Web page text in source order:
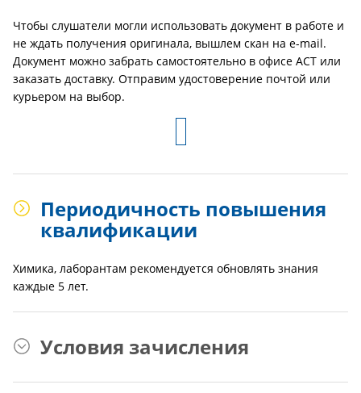
Чтобы слушатели могли использовать документ в работе и
не ждать получения оригинала, вышлем скан на e-mail.
Документ можно забрать самостоятельно в офисе АСТ или
заказать доставку. Отправим удостоверение почтой или
курьером на выбор.
Периодичность повышения
квалификации
Химика, лаборантам рекомендуется обновлять знания
каждые 5 лет.
Условия зачисления